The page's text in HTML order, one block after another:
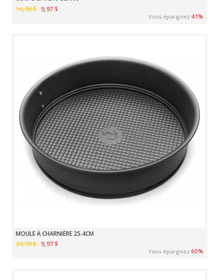
16,99 $ 9,97 $
Vous épargnez 41%
MOULE À CHARNIÈRE 25.4CM
24,99 $ 9,97 $
Vous épargnez60%